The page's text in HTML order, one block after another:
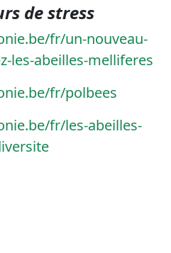
de stress
fr/un-nouveau-
les-abeilles-melliferes
fr/polbees
fr/les-abeilles-